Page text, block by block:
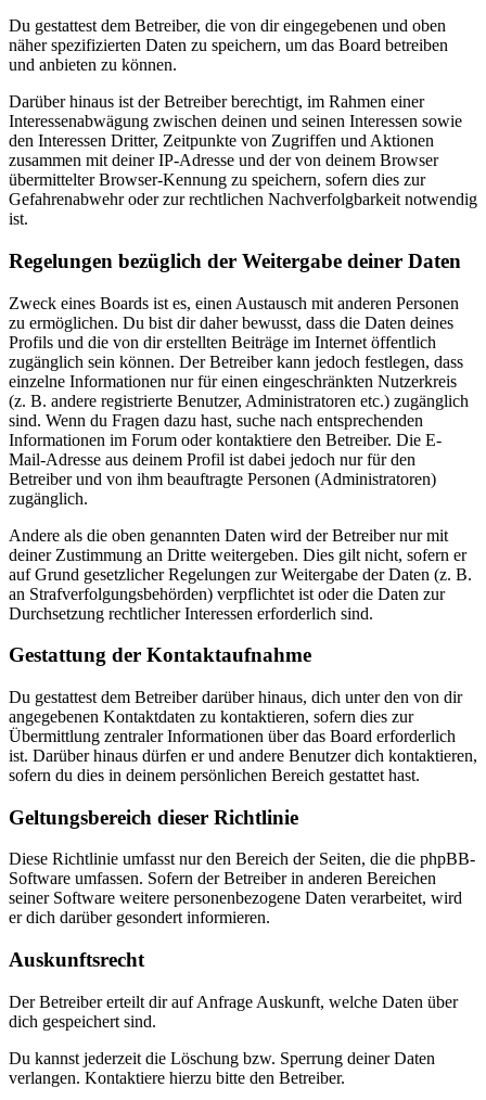
Du gestattest dem Betreiber, die von dir eingegebenen und oben
näher spezifizierten Daten zu speichern, um das Board betreiben
und anbieten zu können.
Darüber hinaus ist der Betreiber berechtigt, im Rahmen einer
Interessenabwägung zwischen deinen und seinen Interessen sowie
den Interessen Dritter, Zeitpunkte von Zugriffen und Aktionen
zusammen mit deiner IP-Adresse und der von deinem Browser
übermittelter Browser-Kennung zu speichern, sofern dies zur
Gefahrenabwehr oder zur rechtlichen Nachverfolgbarkeit notwendig
ist.
Regelungen bezüglich der Weitergabe deiner Daten
Zweck eines Boards ist es, einen Austausch mit anderen Personen
zu ermöglichen. Du bist dir daher bewusst, dass die Daten deines
Profils und die von dir erstellten Beiträge im Internet öffentlich
zugänglich sein können. Der Betreiber kann jedoch festlegen, dass
einzelne Informationen nur für einen eingeschränkten Nutzerkreis
(z. B. andere registrierte Benutzer, Administratoren etc.) zugänglich
sind. Wenn du Fragen dazu hast, suche nach entsprechenden
Informationen im Forum oder kontaktiere den Betreiber. Die E-
Mail-Adresse aus deinem Profil ist dabei jedoch nur für den
Betreiber und von ihm beauftragte Personen (Administratoren)
zugänglich.
Andere als die oben genannten Daten wird der Betreiber nur mit
deiner Zustimmung an Dritte weitergeben. Dies gilt nicht, sofern er
auf Grund gesetzlicher Regelungen zur Weitergabe der Daten (z. B.
an Strafverfolgungsbehörden) verpflichtet ist oder die Daten zur
Durchsetzung rechtlicher Interessen erforderlich sind.
Gestattung der Kontaktaufnahme
Du gestattest dem Betreiber darüber hinaus, dich unter den von dir
angegebenen Kontaktdaten zu kontaktieren, sofern dies zur
Übermittlung zentraler Informationen über das Board erforderlich
ist. Darüber hinaus dürfen er und andere Benutzer dich kontaktieren,
sofern du dies in deinem persönlichen Bereich gestattet hast.
Geltungsbereich dieser Richtlinie
Diese Richtlinie umfasst nur den Bereich der Seiten, die die phpBB-
Software umfassen. Sofern der Betreiber in anderen Bereichen
seiner Software weitere personenbezogene Daten verarbeitet, wird
er dich darüber gesondert informieren.
Auskunftsrecht
Der Betreiber erteilt dir auf Anfrage Auskunft, welche Daten über
dich gespeichert sind.
Du kannst jederzeit die Löschung bzw. Sperrung deiner Daten
verlangen. Kontaktiere hierzu bitte den Betreiber.